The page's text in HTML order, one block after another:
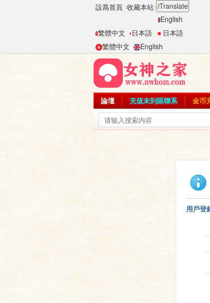
設爲首頁 收藏本站 Translate
English
繁體中文
日本語
日本語
繁體中文
English
論壇 充值未到賬聯系 金币
用戶登